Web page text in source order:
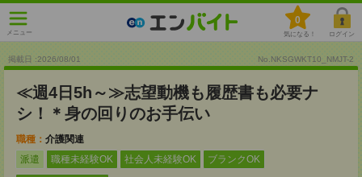
メニュー
0
気になる！ ログイン
掲載日 :2026/08/01 No.NKSGWKT10_NMJT-2
≪週4日5h～≫志望動機も履歴書も必要ナ
シ！＊身の回りのお手伝い
職種： 介護関連
派遣
職種未経験OK 社会人未経験OK ブランクOK